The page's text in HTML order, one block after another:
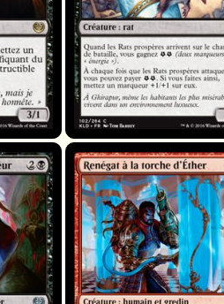
Renégat à la torche d'Éther